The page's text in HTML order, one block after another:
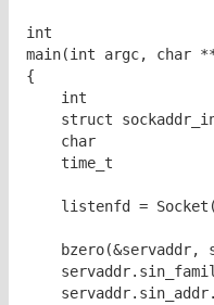
int
main(int argc, char
{
int
struct sockaddr_in
char
time_t
listenfd =
bzero(&servaddr,
servaddr.sin_family